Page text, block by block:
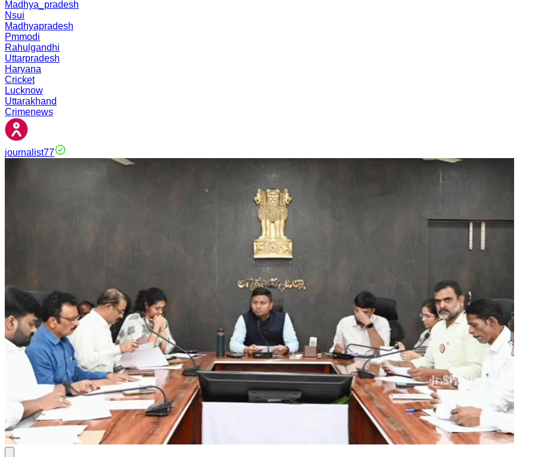
Madhya_pradesh
Nsui
Madhyapradesh
Pmmodi
Rahulgandhi
Uttarpradesh
Haryana
Cricket
Lucknow
Uttarakhand
Crimenews
journalist77